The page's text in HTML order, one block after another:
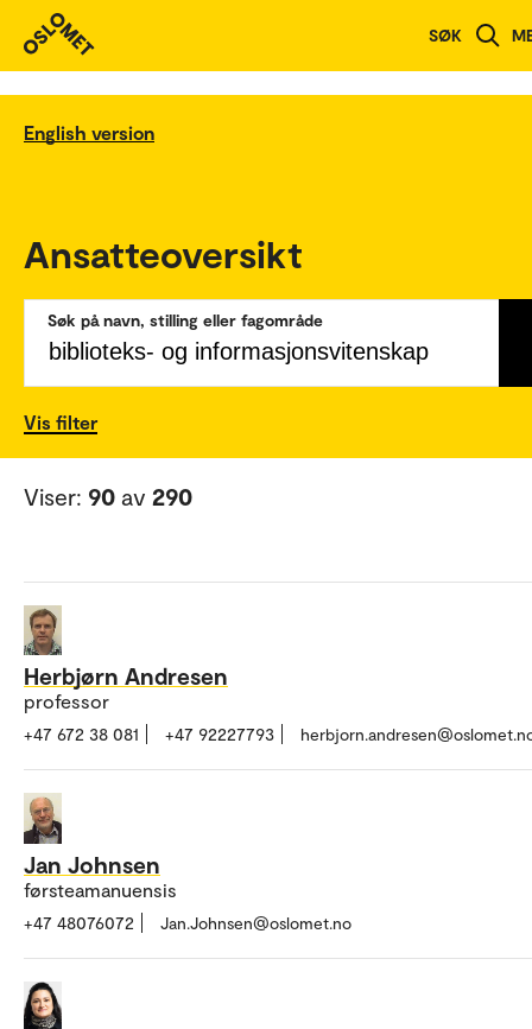
SØK
English version
Ansatteoversikt
Søk på navn, stilling eller fagområde
Vis filter
Viser: 90 av 290
Herbjørn Andresen
professor
+47 672 38 081 +47 92227793
Jan Johnsen
førsteamanuensis
+47 48076072 Jan.Johnsen@oslomet.no